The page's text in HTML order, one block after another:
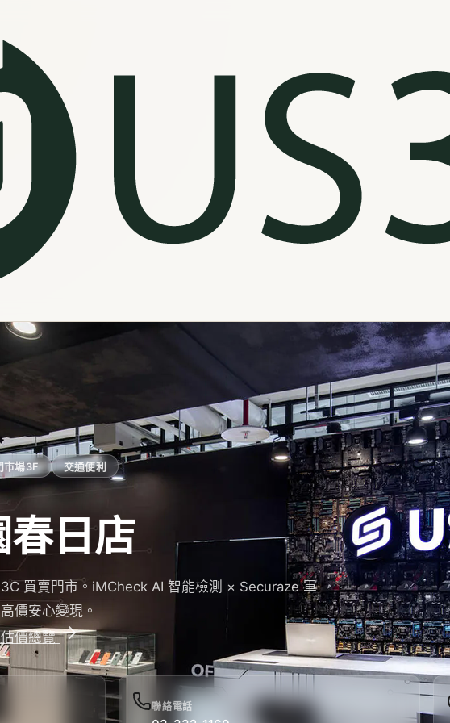
市場3F 交通便利
日店
買賣門市。iMCheck AI 智能檢測 × Securaze 軍
價安心變現。
估價總覽
聯絡電話